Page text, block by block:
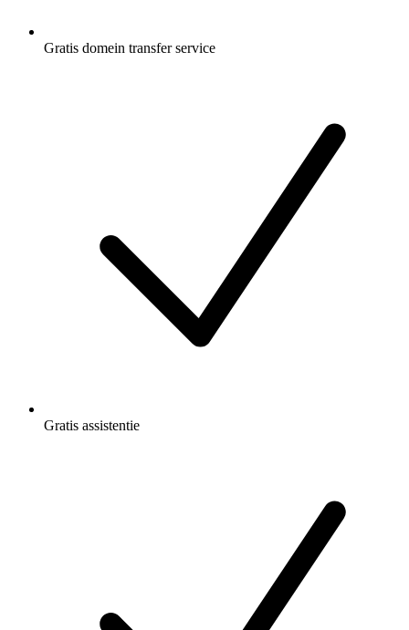
Gratis domein transfer service
Gratis assistentie